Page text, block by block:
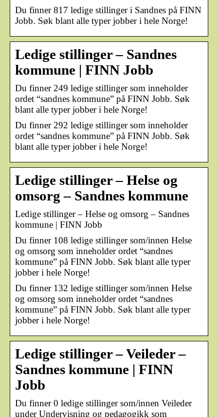
Du finner 817 ledige stillinger i Sandnes på FINN
Jobb. Søk blant alle typer jobber i hele Norge!
Ledige stillinger – Sandnes
kommune | FINN Jobb
Du finner 249 ledige stillinger som inneholder
ordet “sandnes kommune” på FINN Jobb. Søk
blant alle typer jobber i hele Norge!
Du finner 292 ledige stillinger som inneholder
ordet “sandnes kommune” på FINN Jobb. Søk
blant alle typer jobber i hele Norge!
Ledige stillinger – Helse og
omsorg – Sandnes kommune
Ledige stillinger – Helse og omsorg – Sandnes
kommune | FINN Jobb
Du finner 108 ledige stillinger som/innen Helse
og omsorg som inneholder ordet “sandnes
kommune” på FINN Jobb. Søk blant alle typer
jobber i hele Norge!
Du finner 132 ledige stillinger som/innen Helse
og omsorg som inneholder ordet “sandnes
kommune” på FINN Jobb. Søk blant alle typer
jobber i hele Norge!
Ledige stillinger – Veileder –
Sandnes kommune | FINN
Jobb
Du finner 0 ledige stillinger som/innen Veileder
under Undervisning og pedagogikk som